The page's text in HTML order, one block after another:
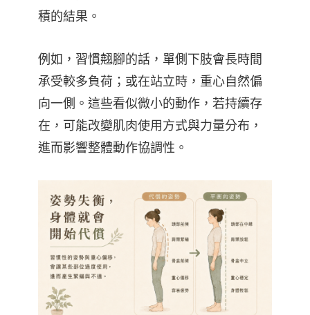
積的結果。
例如，習慣翹腳的話，單側下肢會長時間
承受較多負荷；或在站立時，重心自然偏
向一側。這些看似微小的動作，若持續存
在，可能改變肌肉使用方式與力量分布，
進而影響整體動作協調性。